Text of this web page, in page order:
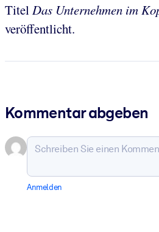
TitelDas Unternehmen im
veröffentlicht.
Kommentar abgeben
Anmelden